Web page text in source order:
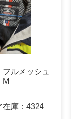
ルメッシュ
庫： 4324